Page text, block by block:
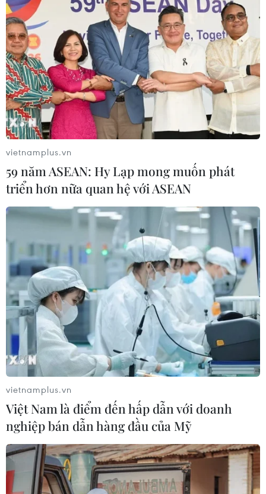
vietnamplus.vn
59 năm ASEAN: Hy Lạp mong muốn phát
triển hơn nữa quan hệ với ASEAN
vietnamplus.vn
Việt Nam là điểm đến hấp dẫn với doanh
nghiệp bán dẫn hàng đầu của Mỹ